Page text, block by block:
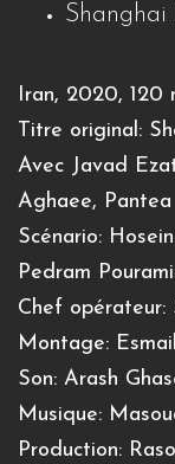
Shanghai
Iran, 2020, 120
Titre original:
Avec Javad
Aghaee,
Scénario:
Pedram
Chef opérateur:
Montage:
Son: Arash
Musique:
Production: